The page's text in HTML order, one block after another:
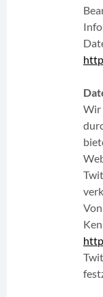
Wir